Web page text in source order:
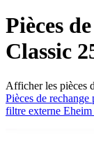
Pièces
Classic
Afficher les pièces
Pièces de
filtre externe Eheim